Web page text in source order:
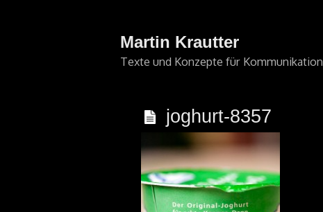
Martin Krautter
Texte und Konzepte für Kommunikation
joghurt-8357